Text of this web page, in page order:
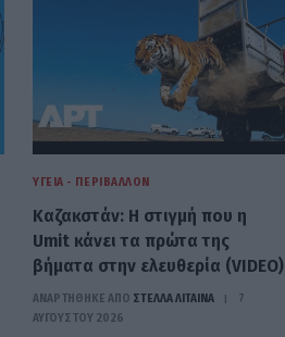
ΥΓΕΊΑ - ΠΕΡΙΒΆΛΛΟΝ
Καζακστάν: Η στιγμή που η
Umit κάνει τα πρώτα της
βήματα στην ελευθερία (VIDEO)
ΑΝΑΡΤΗΘΗΚΕ ΑΠΟ ΣΤΈΛΛΑ ΛΊΤΑΙΝΑ
7
ΑΥΓΟΎΣΤΟΥ 2026